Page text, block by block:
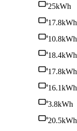
25kWh
17.8kWh
10.8kWh
18.4kWh
17.8kWh
16.1kWh
3.8kWh
20.5kWh